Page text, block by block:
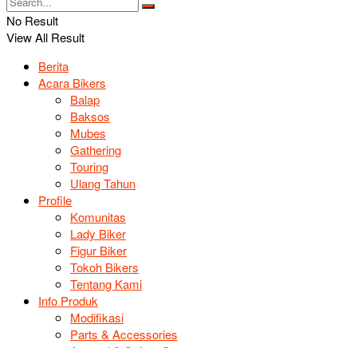
No Result
View All Result
Berita
Acara Bikers
Balap
Baksos
Mubes
Gathering
Touring
Ulang Tahun
Profile
Komunitas
Lady Biker
Figur Biker
Tokoh Bikers
Tentang Kami
Info Produk
Modifikasi
Parts & Accessories